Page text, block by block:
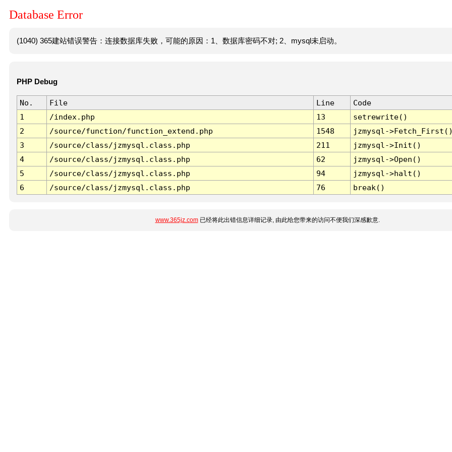
Database Error
(1040) 365建站错误警告：连接数据库失败，可能的原因：1、数据库密码不对; 2、mysql未启动。
PHP Debug
No. File Line
Code
1
/index.php 13
setrewrite()
2
/source/function/function_extend.php 1548
jzmysql-
3
/source/class/jzmysql.class.php 211
jzmysql->Init()
4
/source/class/jzmysql.class.php 62
jzmysql->Open()
5
/source/class/jzmysql.class.php 94
jzmysql->halt()
6
/source/class/jzmysql.class.php 76 break()
www.365jz.com已经将此出错信息详细记录, 由此给您带来的访问不便我们深感歉意.